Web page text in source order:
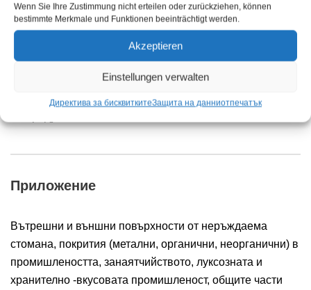
Wenn Sie Ihre Zustimmung nicht erteilen oder zurückziehen, können
bestimmte Merkmale und Funktionen beeinträchtigt werden.
Akzeptieren
Einstellungen verwalten
Директива за бисквиткитеЗащита на данниотпечатък
повърхности от неръждаема стомана. Резултатът е
добра оптична до гланцова повърхност.
Обхват на доставката: 1 x литрова бутилка 1 x описание
Приложение
Вътрешни и външни повърхности от неръждаема
стомана, покрития (метални, органични, неорганични) в
промишлеността, занаятчийството, луксозната и
хранително -вкусовата промишленост, общите части